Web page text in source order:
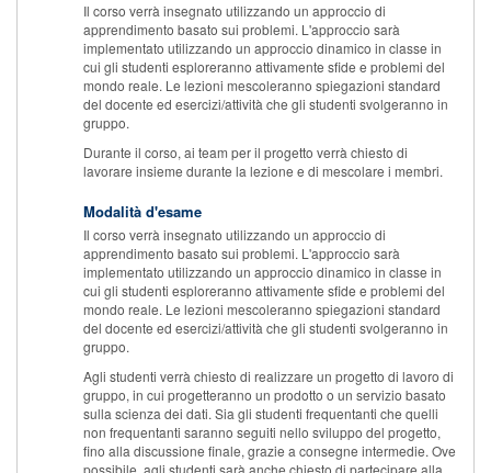
Il corso verrà insegnato utilizzando un approccio di
apprendimento basato sui problemi. L'approccio sarà
implementato utilizzando un approccio dinamico in classe in
cui gli studenti esploreranno attivamente sfide e problemi del
mondo reale. Le lezioni mescoleranno spiegazioni standard
del docente ed esercizi/attività che gli studenti svolgeranno in
gruppo.
Durante il corso, ai team per il progetto verrà chiesto di
lavorare insieme durante la lezione e di mescolare i membri.
Modalità d'esame
Il corso verrà insegnato utilizzando un approccio di
apprendimento basato sui problemi. L'approccio sarà
implementato utilizzando un approccio dinamico in classe in
cui gli studenti esploreranno attivamente sfide e problemi del
mondo reale. Le lezioni mescoleranno spiegazioni standard
del docente ed esercizi/attività che gli studenti svolgeranno in
gruppo.
Agli studenti verrà chiesto di realizzare un progetto di lavoro di
gruppo, in cui progetteranno un prodotto o un servizio basato
sulla scienza dei dati. Sia gli studenti frequentanti che quelli
non frequentanti saranno seguiti nello sviluppo del progetto,
fino alla discussione finale, grazie a consegne intermedie. Ove
possibile, agli studenti sarà anche chiesto di partecipare alla